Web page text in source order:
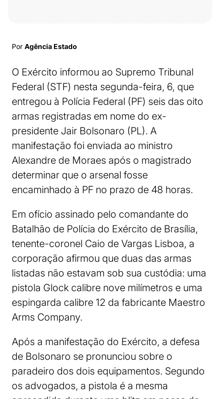
Por Agência Estado
O Exército informou ao Supremo Tribunal
Federal (STF) nesta segunda-feira, 6, que
entregou à Polícia Federal (PF) seis das oito
armas registradas em nome do ex-
presidente Jair Bolsonaro (PL). A
manifestação foi enviada ao ministro
Alexandre de Moraes após o magistrado
determinar que o arsenal fosse
encaminhado à PF no prazo de 48 horas.
Em ofício assinado pelo comandante do
Batalhão de Polícia do Exército de Brasília,
tenente-coronel Caio de Vargas Lisboa, a
corporação afirmou que duas das armas
listadas não estavam sob sua custódia: uma
pistola Glock calibre nove milímetros e uma
espingarda calibre 12 da fabricante Maestro
Arms Company.
Após a manifestação do Exército, a defesa
de Bolsonaro se pronunciou sobre o
paradeiro dos dois equipamentos. Segundo
os advogados, a pistola é a mesma